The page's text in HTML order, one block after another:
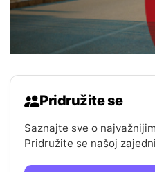
Pridružite se
Saznajte sve o
Pridružite se našoj